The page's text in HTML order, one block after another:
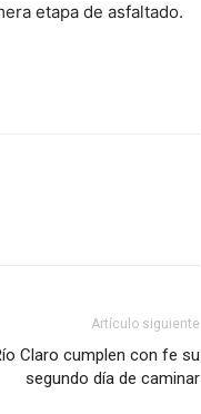
etapa de asfaltado.
Artículo siguiente
Claro cumplen con fe su
segundo día de caminar